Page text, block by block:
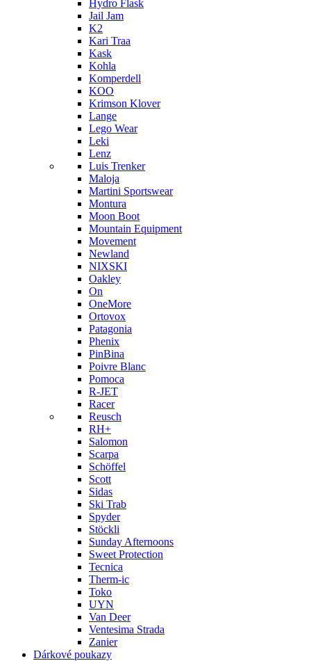
Hydro Flask
Jail Jam
K2
Kari Traa
Kask
Kohla
Komperdell
KOO
Krimson Klover
Lange
Lego Wear
Leki
Lenz
Luis Trenker
Maloja
Martini Sportswear
Montura
Moon Boot
Mountain Equipment
Movement
Newland
NIXSKI
Oakley
On
OneMore
Ortovox
Patagonia
Phenix
PinBina
Poivre Blanc
Pomoca
R-JET
Racer
Reusch
RH+
Salomon
Scarpa
Schöffel
Scott
Sidas
Ski Trab
Spyder
Stöckli
Sunday Afternoons
Sweet Protection
Tecnica
Therm-ic
Toko
UYN
Van Deer
Ventesima Strada
Zanier
Dárkové poukazy